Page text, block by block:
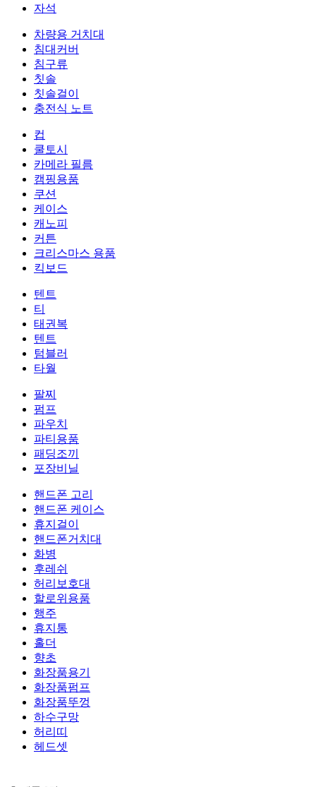
자석
차량용 거치대
침대커버
침구류
칫솔
칫솔걸이
충전식 노트
컵
쿨토시
카메라 필름
캠핑용품
쿠션
케이스
캐노피
커튼
크리스마스 용품
킥보드
텐트
티
태권복
텐트
텀블러
타월
팔찌
펌프
파우치
파티용품
패딩조끼
포장비닐
핸드폰 고리
핸드폰 케이스
휴지걸이
핸드폰거치대
화병
후레쉬
허리보호대
할로위용품
행주
휴지통
홀더
향초
화장품용기
화장품펌프
화장품뚜껑
하수구망
허리띠
헤드셋